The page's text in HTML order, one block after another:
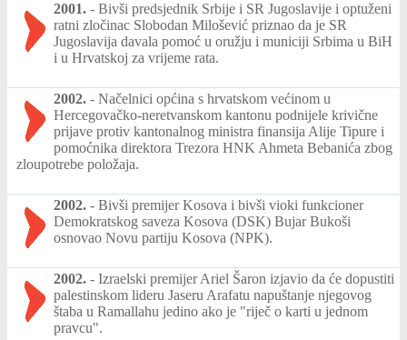
2001. - Bivši predsjednik Srbije i SR Jugoslavije i optuženi
ratni zločinac Slobodan Milošević priznao da je SR
Jugoslavija davala pomoć u oružju i municiji Srbima u BiH
i u Hrvatskoj za vrijeme rata.
2002. - Načelnici općina s hrvatskom većinom u
Hercegovačko-neretvanskom kantonu podnijele krivične
prijave protiv kantonalnog ministra finansija Alije Tipure i
pomoćnika direktora Trezora HNK Ahmeta Bebanića zbog
zloupotrebe položaja.
2002. - Bivši premijer Kosova i bivši vioki funkcioner
Demokratskog saveza Kosova (DSK) Bujar Bukoši
osnovao Novu partiju Kosova (NPK).
2002. - Izraelski premijer Ariel Šaron izjavio da će dopustiti
palestinskom lideru Jaseru Arafatu napuštanje njegovog
štaba u Ramallahu jedino ako je "riječ o karti u jednom
pravcu".